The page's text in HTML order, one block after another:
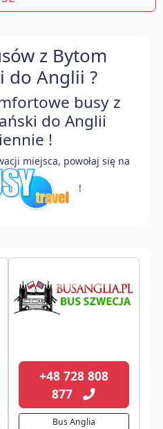
z Bytom
do Anglii ?
busy z
do Anglii
!
miejsca, powołaj się na
!
+48 728 808
877
Bus Anglia